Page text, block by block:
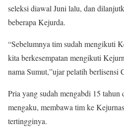
seleksi diawal Juni lalu, dan
beberapa Kejurda.
“Sebelumnya tim sudah mengikuti
kita berkesempatan mengikuti
nama Sumut,”ujar pelatih berlisensi
Pria yang sudah mengabdi 15 tahun
mengaku, membawa tim ke
tertingginya.